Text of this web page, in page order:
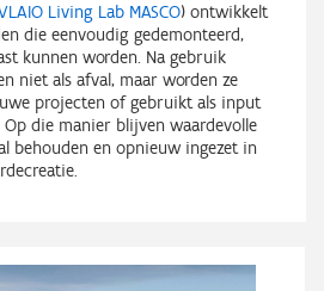
Living Lab MASCO) ontwikkelt
die eenvoudig gedemonteerd,
kunnen worden. Na gebruik
niet als afval, maar worden ze
projecten of gebruikt als input
die manier blijven waardevolle
behouden en opnieuw ingezet in